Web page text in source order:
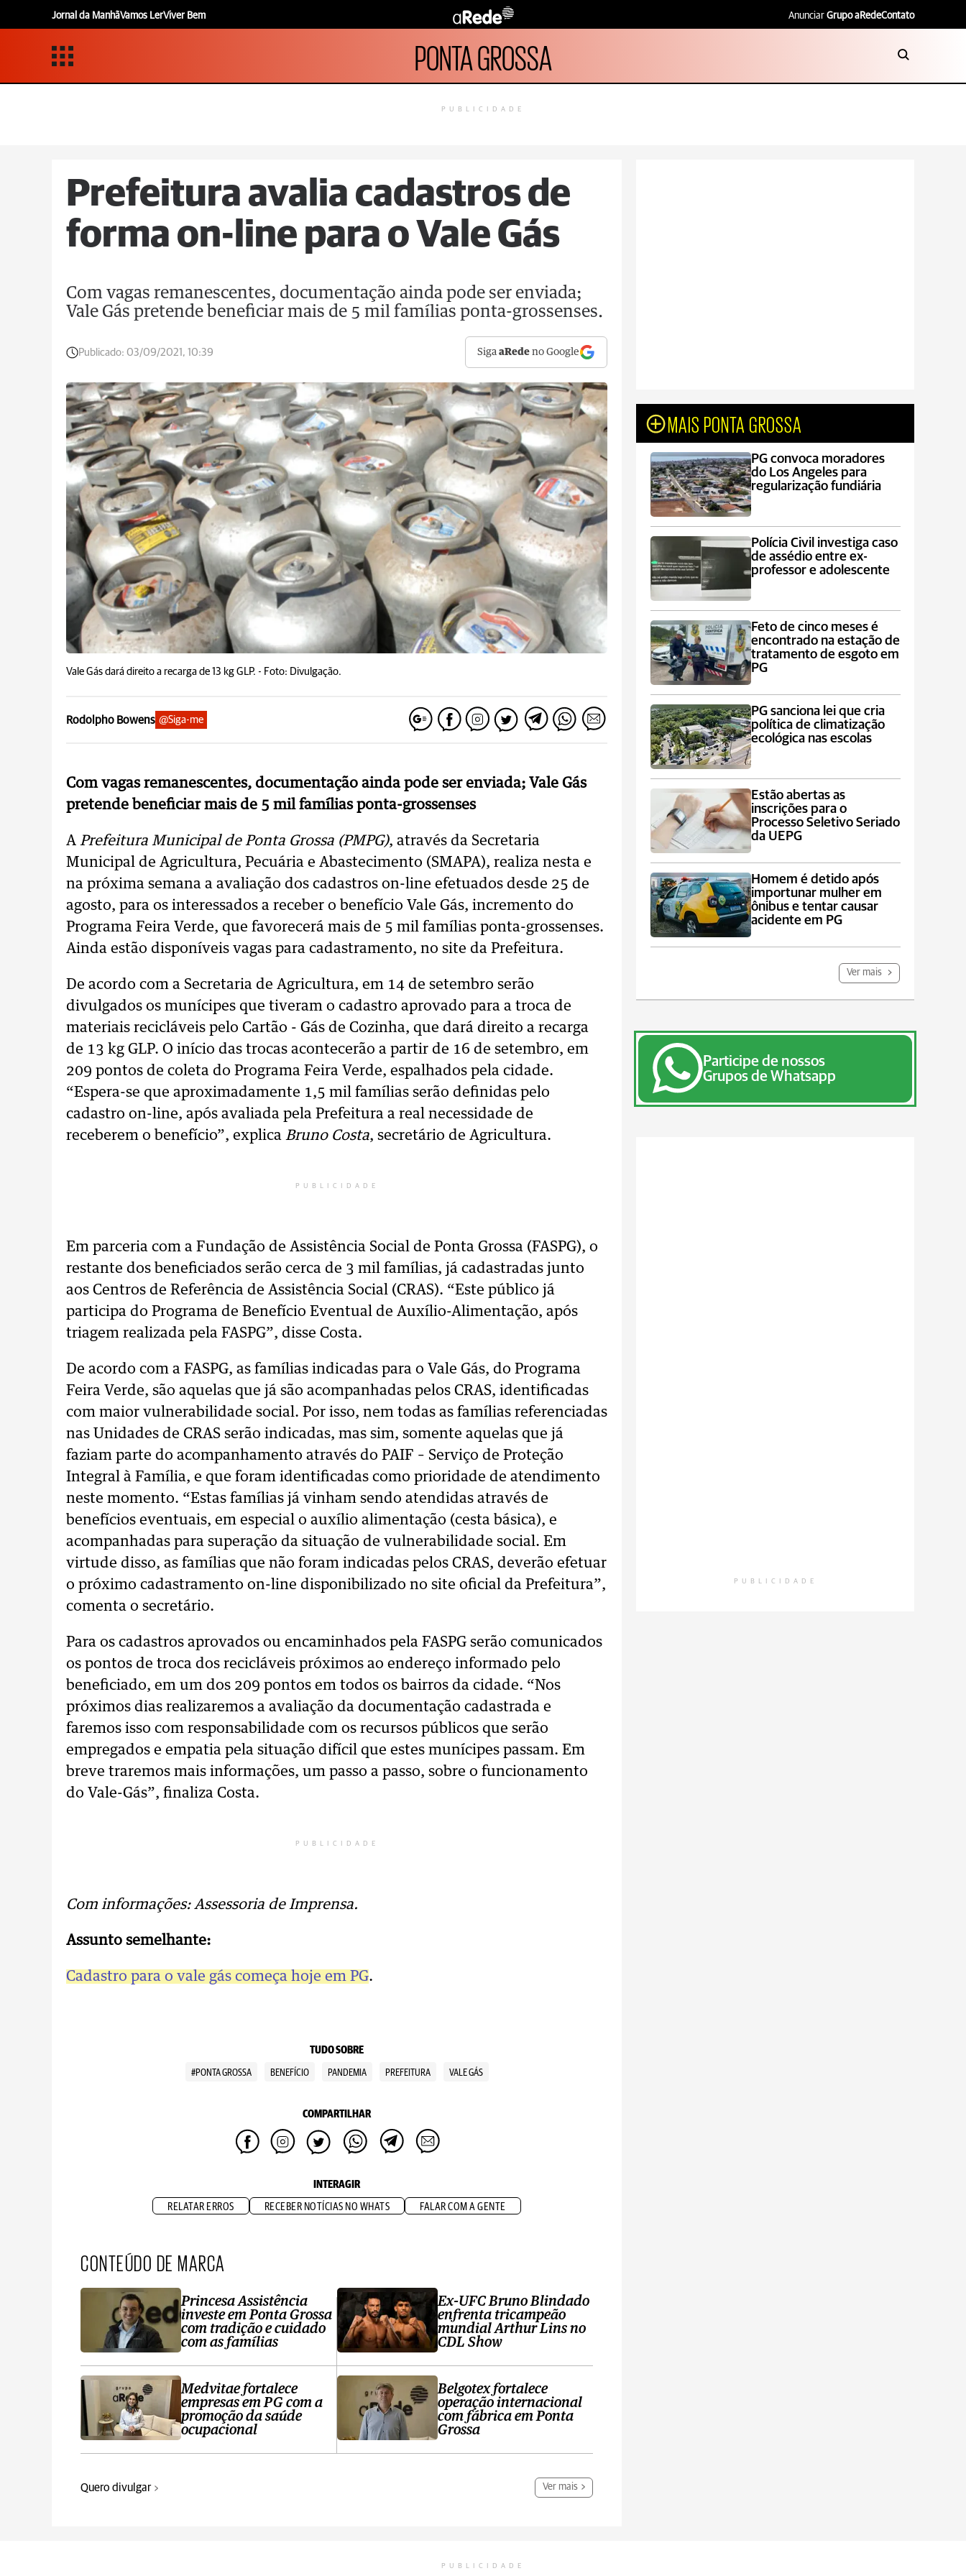
Jornal da ManhãVamos LerViver Bem Anunciar Grupo aRedeContato
PONTA GROSSA
PUBLICIDADE
Prefeitura avalia cadastros de
forma on-line para o Vale Gás
Com vagas remanescentes, documentação ainda pode ser enviada;
Vale Gás pretende beneficiar mais de 5 mil famílias ponta-grossenses.
Publicado: 03/09/2021, 10:39 SigaaRede no Google
Vale Gás dará direito a recarga de 13 kg GLP. - Foto: Divulgação.
Rodolpho Bowens @Siga-me
Com vagas remanescentes, documentação ainda pode ser enviada; Vale Gás
pretende beneficiar mais de 5 mil famílias ponta-grossenses
A Prefeitura Municipal de Ponta Grossa (PMPG), através da Secretaria
Municipal de Agricultura, Pecuária e Abastecimento (SMAPA), realiza nesta e
na próxima semana a avaliação dos cadastros on-line efetuados desde 25 de
agosto, para os interessados a receber o benefício Vale Gás, incremento do
Programa Feira Verde, que favorecerá mais de 5 mil famílias ponta-grossenses.
Ainda estão disponíveis vagas para cadastramento, no site da Prefeitura.
De acordo com a Secretaria de Agricultura, em 14 de setembro serão
divulgados os munícipes que tiveram o cadastro aprovado para a troca de
materiais recicláveis pelo Cartão - Gás de Cozinha, que dará direito a recarga
de 13 kg GLP. O início das trocas acontecerão a partir de 16 de setembro, em
209 pontos de coleta do Programa Feira Verde, espalhados pela cidade.
“Espera-se que aproximadamente 1,5 mil famílias serão definidas pelo
cadastro on-line, após avaliada pela Prefeitura a real necessidade de
receberem o benefício”, explica Bruno Costa, secretário de Agricultura.
PUBLICIDADE
Em parceria com a Fundação de Assistência Social de Ponta Grossa (FASPG), o
restante dos beneficiados serão cerca de 3 mil famílias, já cadastradas junto
aos Centros de Referência de Assistência Social (CRAS). “Este público já
participa do Programa de Benefício Eventual de Auxílio-Alimentação, após
triagem realizada pela FASPG”, disse Costa.
De acordo com a FASPG, as famílias indicadas para o Vale Gás, do Programa
Feira Verde, são aquelas que já são acompanhadas pelos CRAS, identificadas
com maior vulnerabilidade social. Por isso, nem todas as famílias referenciadas
nas Unidades de CRAS serão indicadas, mas sim, somente aquelas que já
faziam parte do acompanhamento através do PAIF – Serviço de Proteção
Integral à Família, e que foram identificadas como prioridade de atendimento
neste momento. “Estas famílias já vinham sendo atendidas através de
benefícios eventuais, em especial o auxílio alimentação (cesta básica), e
acompanhadas para superação da situação de vulnerabilidade social. Em
virtude disso, as famílias que não foram indicadas pelos CRAS, deverão efetuar
o próximo cadastramento on-line disponibilizado no site oficial da Prefeitura”,
comenta o secretário.
Para os cadastros aprovados ou encaminhados pela FASPG serão comunicados
os pontos de troca dos recicláveis próximos ao endereço informado pelo
beneficiado, em um dos 209 pontos em todos os bairros da cidade. “Nos
próximos dias realizaremos a avaliação da documentação cadastrada e
faremos isso com responsabilidade com os recursos públicos que serão
empregados e empatia pela situação difícil que estes munícipes passam. Em
breve traremos mais informações, um passo a passo, sobre o funcionamento
do Vale-Gás”, finaliza Costa.
PUBLICIDADE
Com informações: Assessoria de Imprensa.
Assunto semelhante:
Cadastro para o vale gás começa hoje em PG.
TUDO SOBRE
#PONTA GROSSA BENEFÍCIO PANDEMIA PREFEITURA VALE GÁS
COMPARTILHAR
INTERAGIR
RELATAR ERROS RECEBER NOTÍCIAS NO WHATS FALAR COM A GENTE
CONTEÚDO DE MARCA
Princesa Assistência
investe em Ponta Grossa
com tradição e cuidado
com as famílias
Medvitae fortalece
empresas em PG com a
promoção da saúde
ocupacional
Ex-UFC Bruno Blindado
enfrenta tricampeão
mundial Arthur Lins no
CDL Show
Belgotex fortalece
operação internacional
com fábrica em Ponta
Grossa
Quero divulgar Ver mais
MAIS PONTA GROSSA
PG convoca moradores
do Los Angeles para
regularização fundiária
Polícia Civil investiga caso
de assédio entre ex-
professor e adolescente
Feto de cinco meses é
encontrado na estação de
tratamento de esgoto em
PG
PG sanciona lei que cria
política de climatização
ecológica nas escolas
Estão abertas as
inscrições para o
Processo Seletivo Seriado
da UEPG
Homem é detido após
importunar mulher em
ônibus e tentar causar
acidente em PG
Ver mais
Participe de nossos
Grupos de Whatsapp
PUBLICIDADE
PUBLICIDADE